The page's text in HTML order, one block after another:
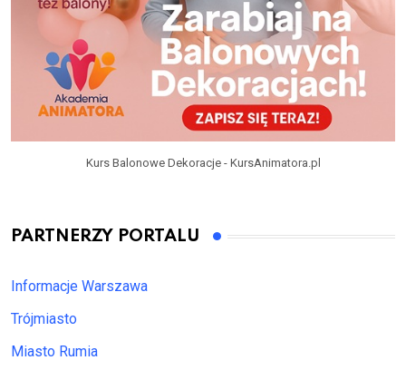
Kurs Balonowe Dekoracje - KursAnimatora.pl
PARTNERZY PORTALU
Informacje Warszawa
Trójmiasto
Miasto Rumia